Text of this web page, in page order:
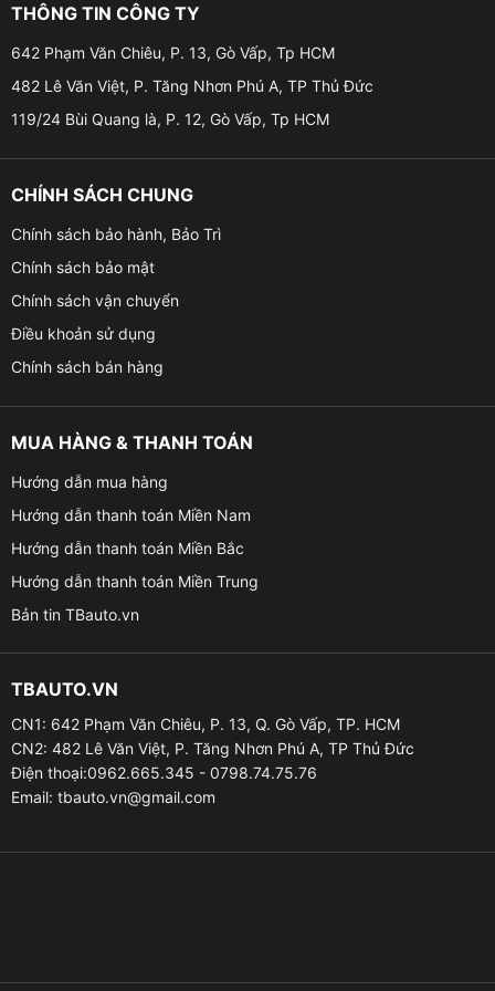
đảm bảo tiếp nhận và xử lý tín hiệu âm thanh được
chính xác hơn.
✦ Dải tần số: 20Hz – 20kHz, mang lại độ phủ âm rộng
từ âm trầm cho đến âm cao.
✦ Tỷ lệ tín hiệu trên nhiễu (SNR): Đạt đến 98dB, giúp
loại bỏ nhiễu âm và giữ cho âm thanh luôn rõ ràng và
trong trẻo.
✦ Độ méo tổng (THD): ≤ 0,05%, đảm bảo chất lượng
âm thanh đầu ra trung thực và âm thanh cũng không bị
THÔNG TIN CÔNG TY
642 Phạm Văn Chiêu, P. 13, Gò Vấp, Tp HCM
482 Lê Văn Việt, P. Tăng Nhơn Phú A, TP Thủ Đức
119/24 Bùi Quang là, P. 12, Gò Vấp, Tp HCM
CHÍNH SÁCH CHUNG
Chính sách bảo hành, Bảo Trì
Chính sách bảo mật
Chính sách vận chuyển
Điều khoản sử dụng
Chính sách bán hàng
MUA HÀNG & THANH TOÁN
Hướng dẫn mua hàng
Hướng dẫn thanh toán Miền Nam
Hướng dẫn thanh toán Miền Bắc
Hướng dẫn thanh toán Miền Trung
Bản tin TBauto.vn
TBAUTO.VN
CN1: 642 Phạm Văn Chiêu, P. 13, Q. Gò Vấp, TP. HCM
CN2: 482 Lê Văn Việt, P. Tăng Nhơn Phú A, TP Thủ Đức
Điện thoại:0962.665.345 - 0798.74.75.76
Email: tbauto.vn@gmail.com